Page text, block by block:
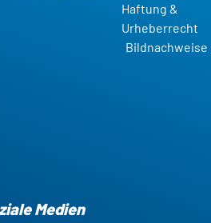
Haftung &
Urheberrecht
Bildnachweise
Medien